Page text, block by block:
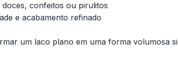
confeitos ou pirulitos
e acabamento refinado
um laco plano em uma forma volumosa